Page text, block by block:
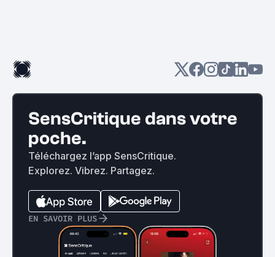
SensCritique dans votre
poche.
Téléchargez l’app SensCritique.
Explorez. Vibrez. Partagez.
EN SAVOIR PLUS